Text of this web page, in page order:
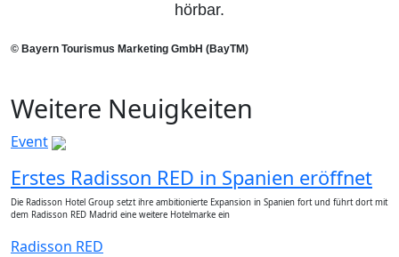
hörbar.
© Bayern Tourismus Marketing GmbH (BayTM)
Weitere Neuigkeiten
Event
Erstes Radisson RED in Spanien eröffnet
Die Radisson Hotel Group setzt ihre ambitionierte Expansion in Spanien fort und führt dort mit
dem Radisson RED Madrid eine weitere Hotelmarke ein
Radisson RED